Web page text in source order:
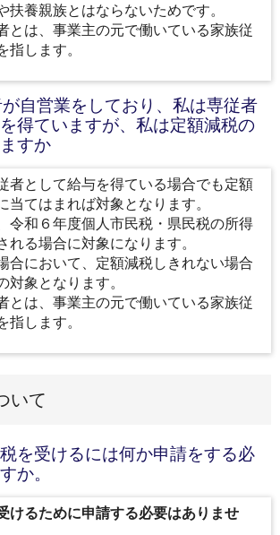
扶養親族とはならないためです。
とは、事業主の元で働いている家族従
指します。
自営業をしており、私は専従者
得ていますが、私は定額減税の
すか
者として給与を得ている場合でも定額
当てはまれば対象となります。
令和６年度個人市民税・県民税の所得
れる場合に対象になります。
合において、定額減税しきれない場合
対象となります。
とは、事業主の元で働いている家族従
指します。
いて
を受けるには何か申請をする必
か。
けるために申請する必要はありませ